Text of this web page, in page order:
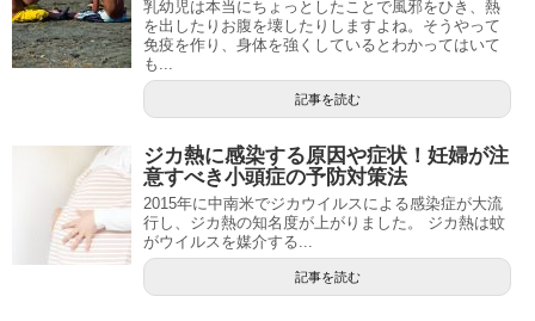
乳幼児は本当にちょっとしたことで風邪をひき、熱
を出したりお腹を壊したりしますよね。そうやって
免疫を作り、身体を強くしているとわかってはいて
も...
記事を読む
ジカ熱に感染する原因や症状！妊婦が注
意すべき小頭症の予防対策法
2015年に中南米でジカウイルスによる感染症が大流
行し、ジカ熱の知名度が上がりました。 ジカ熱は蚊
がウイルスを媒介する...
記事を読む